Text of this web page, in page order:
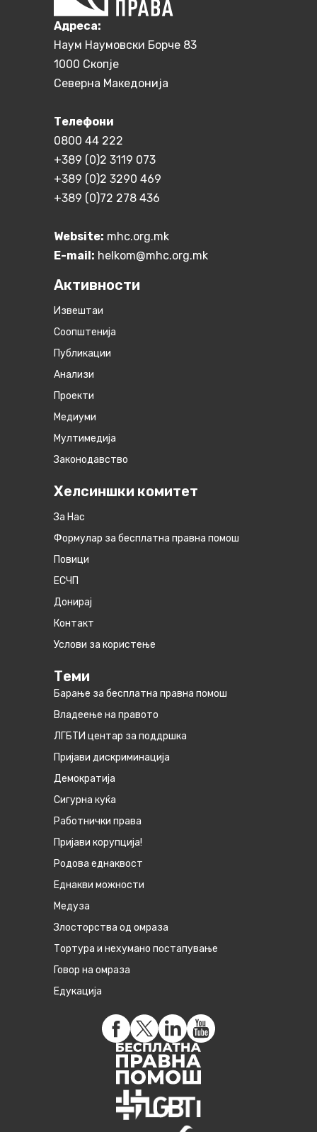
Aдреса:
Наум Наумовски Борче 83
1000 Скопје
Северна Македонија
Телефони
0800 44 222
+389 (0)2 3119 073
+389 (0)2 3290 469
+389 (0)72 278 436
Website: mhc.org.mk
E-mail: helkom@mhc.org.mk
Активности
Извештаи
Соопштенија
Публикации
Анализи
Проекти
Медиуми
Мултимедија
Законодавство
Хелсиншки комитет
За Нас
Формулар за бесплатна правна помош
Повици
ЕСЧП
Донирај
Контакт
Услови за користење
Теми
Барање за бесплатна правна помош
Владеење на правото
ЛГБТИ центар за поддршка
Пријави дискриминација
Демократија
Сигурна куќа
Работнички права
Пријави корупција!
Родова еднаквост
Eднакви можности
Медуза
Злосторства од омраза
Тортура и нехумано постапување
Говор на омраза
Едукација